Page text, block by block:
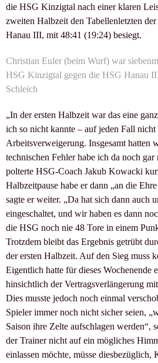
die HSG Kinzigtal nach einer klaren
zweiten Halbzeit den Tabellenletzten
Hanau III, mit 48:41 (19:24) besiegt.
Christian Euler (beim Wurf) war
HSG Kinzigtal gegen die HSG Hanau
Schleich
„In der ersten Halbzeit war das eine
ich so nicht kannte – auf jeden Fall
Arbeitsverweigerung. Insgesamt hatten
technischen Fehler habe ich da noch
polterte HSG-Coach Jakub Kowacki
Halbzeitpause habe er dann „an die
sagte er weiter. „Da hat sich dann auch
eingeschaltet, und wir haben es dann
die HSG noch nie 48 Tore in einem
Trotzdem bleibt das Ergebnis getrübt
der ersten Halbzeit. Auf den Sieg muss
Eigentlich hatte für dieses Wochenende
hinsichtlich der Vertragsverlängerung
Dies musste jedoch noch einmal
Spieler immer noch nicht sicher seien,
Saison ihre Zelte aufschlagen werden“,
der Trainer nicht auf ein mögliches
einlassen möchte, müsse diesbezüglich,